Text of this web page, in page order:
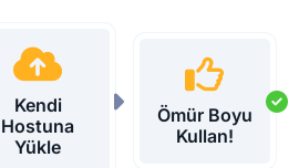
Kendi
Hostuna
Yükle
Ömür Boyu
Kullan!